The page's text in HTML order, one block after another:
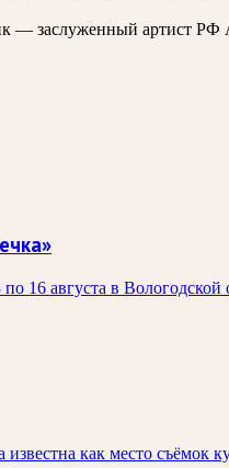
— заслуженный артист
16 августа в
как место съёмок